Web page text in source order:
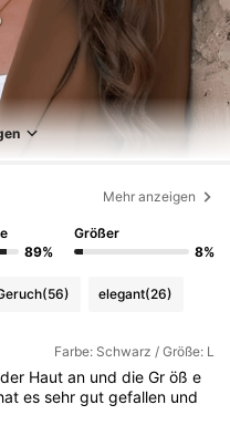
Mehr anzeigen
89%
Größer
8%
(56) elegant(26)
Farbe: Schwarz / Größe: L
der Haut an und die Gr öß e
essehrgutgefallen und